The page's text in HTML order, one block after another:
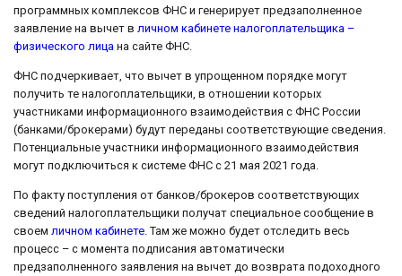
программных комплексов ФНС и генерирует предзаполненное
заявление на вычет в личном кабинете налогоплательщика –
физического лица на сайте ФНС.
ФНС подчеркивает, что вычет в упрощенном порядке могут
получить те налогоплательщики, в отношении которых
участниками информационного взаимодействия с ФНС России
(банками/брокерами) будут переданы соответствующие сведения.
Потенциальные участники информационного взаимодействия
могут подключиться к системе ФНС с 21 мая 2021 года.
По факту поступления от банков/брокеров соответствующих
сведений налогоплательщики получат специальное сообщение в
своем личном кабинете . Там же можно будет отследить весь
процесс – с момента подписания автоматически
предзаполненного заявления на вычет до возврата подоходного